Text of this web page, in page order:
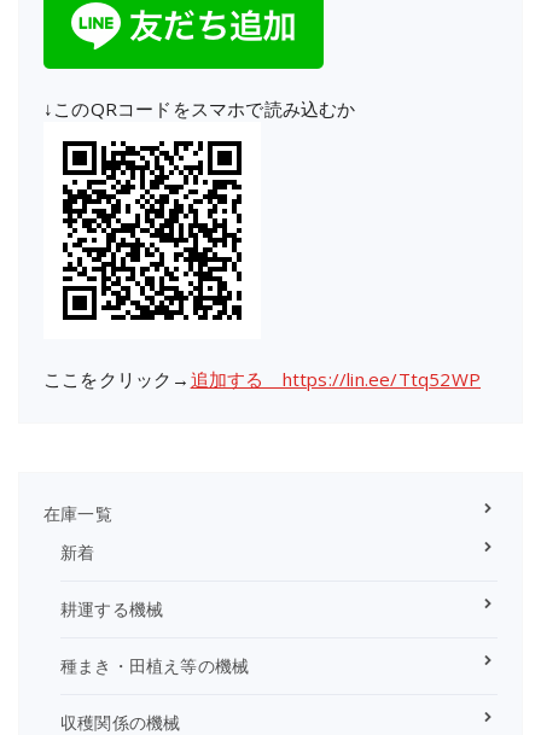
↓このQRコードをスマホで読み込むか
ここをクリック→ 追加する https://lin.ee/Ttq52WP
在庫一覧
新着
耕運する機械
種まき・田植え等の機械
収穫関係の機械